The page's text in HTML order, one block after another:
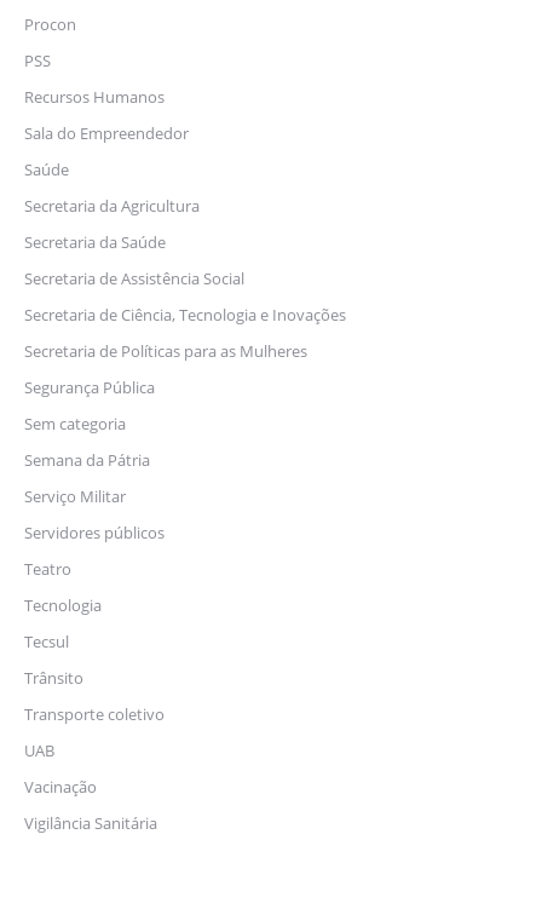
Procon
PSS
Recursos Humanos
Sala do Empreendedor
Saúde
Secretaria da Agricultura
Secretaria da Saúde
Secretaria de Assistência Social
Secretaria de Ciência, Tecnologia e Inovações
Secretaria de Políticas para as Mulheres
Segurança Pública
Sem categoria
Semana da Pátria
Serviço Militar
Servidores públicos
Teatro
Tecnologia
Tecsul
Trânsito
Transporte coletivo
UAB
Vacinação
Vigilância Sanitária